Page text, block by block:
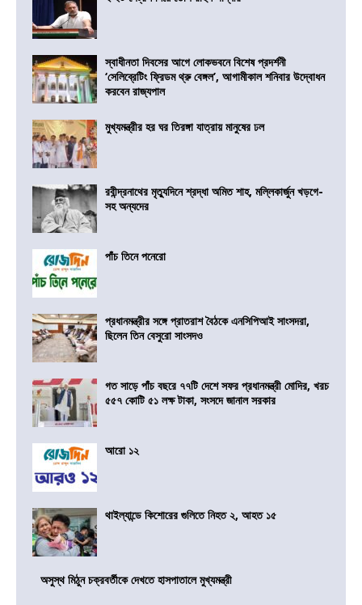
স্বাধীনতা দিবসের আগে লোকভবনে বিশেষ প্রদর্শনী
‘সেলিব্রেটিং ফ্রিডম থ্রু বেঙ্গল’, আগামীকাল শনিবার উদ্বোধন
করবেন রাজ্যপাল
মুখ্যমন্ত্রীর হর ঘর তিরঙ্গা যাত্রায় মানুষের ঢল
রবীন্দ্রনাথের মৃত্যুদিনে শ্রদ্ধা অমিত শাহ, মল্লিকার্জুন খড়গে-
সহ অন্যদের
পাঁচ তিনে পনেরো
প্রধানমন্ত্রীর সঙ্গে প্রাতরাশ বৈঠকে এনসিপিআই সাংসদরা,
ছিলেন তিন বেসুরো সাংসদও
গত সাড়ে পাঁচ বছরে ৭৭টি দেশে সফর প্রধানমন্ত্রী মোদির, খরচ
৫৫৭ কোটি ৫১ লক্ষ টাকা, সংসদে জানাল সরকার
আরো ১২
থাইল্যান্ডে কিশোরের গুলিতে নিহত ২, আহত ১৫
অসুস্থ মিঠুন চক্রবর্তীকে দেখতে হাসপাতালে মুখ্যমন্ত্রী